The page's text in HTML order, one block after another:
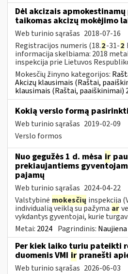
Dėl akcizais
taikomas akcizų mokėjimo
Web turinio sąrašas 2018-07-16
Registracijos numeris (18.2-31-2
informacija skelbiama: 2018
inspekcija prie Lietuvos
Mokesčių žinyno kategorijos:
Akcizų klausimais (Raštai,
klausimais (Raštai, paaiškinimai)
Kokią verslo formą
Web turinio sąrašas 2019-02-09
Verslo formos
Nuo gegužės 1 d. mėsa ir
prekiaujantiems
pajamų
Web turinio sąrašas 2024-04-22
Valstybinė mokesčių inspekcija
individualią veiklą su pažyma ar
vykdantys gyventojai, kurie
Metai: 2024 Pagrindinis: Naujiena
Per kiek laiko turiu pateikti
duomenis VMI ir pranešti
Web turinio sąrašas 2026-06-03